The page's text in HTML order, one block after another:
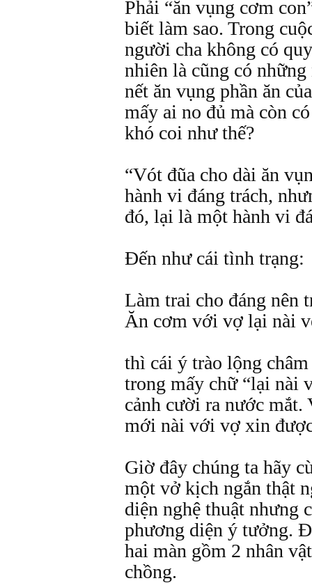
Phải “ăn vụng cơm
biết làm sao. Trong
người cha không có
nhiên là cũng có
nết ăn vụng phần ăn
mấy ai no đủ mà còn
khó coi như thế?
“Vót đũa cho dài ăn
hành vi đáng trách,
đó, lại là một hành vi
Đến như cái tình trạng:
Làm trai cho đáng nên
Ăn cơm với vợ lại nài
thì cái ý trào lộng
trong mấy chữ “lại nài
cảnh cười ra nước mắt.
mới nài với vợ xin
Giờ đây chúng ta hãy
một vở kịch ngắn thật
diện nghệ thuật nhưng
phương diện ý tưởng.
hai màn gồm 2 nhân
chồng.